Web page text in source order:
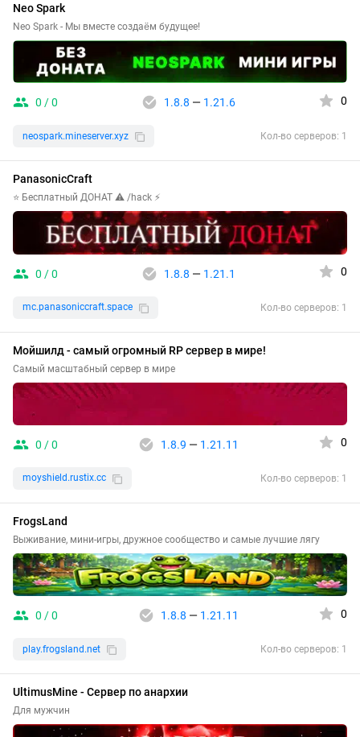
Neo Spark
Neo Spark - Мы вместе создаём будущее!
0 / 0 1.8.8 — 1.21.6 0
neospark.mineserver.xyz Кол-во серверов: 1
PanasonicCraft
⭐ Бесплатный ДОНАТ ⚠ /hack ⚡
0 / 0 1.8.8 — 1.21.1 0
mc.panasoniccraft.space Кол-во серверов: 1
Мойшилд - самый огромный RP сервер в мире!
Самый масштабный сервер в мире
0 / 0 1.8.9 — 1.21.11 0
moyshield.rustix.cc Кол-во серверов: 1
FrogsLand
Выживание, мини-игры, дружное сообщество и самые лучшие лягу
0 / 0 1.8.8 — 1.21.11 0
play.frogsland.net Кол-во серверов: 1
UltimusMine - Сервер по анархии
Для мужчин